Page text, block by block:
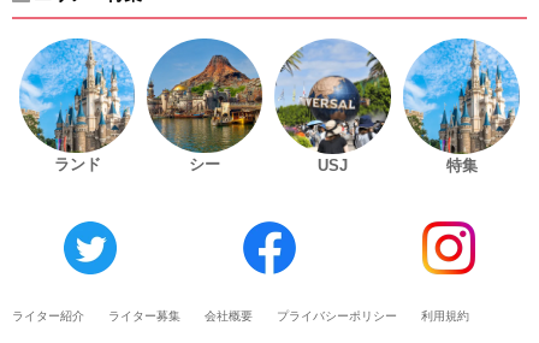
ランド シー USJ 特集
ライター紹介 ライター募集 会社概要 プライバシーポリシー 利用規約